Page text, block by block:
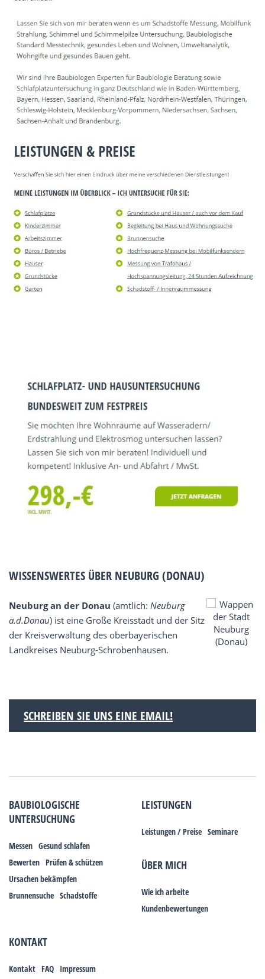
WISSENSWERTES ÜBER NEUBURG (DONAU)
Neuburg an der Donau (amtlich: Neuburg
a.d.Donau) ist eine Große Kreisstadt und der Sitz
der Kreisverwaltung des oberbayerischen
Landkreises Neuburg-Schrobenhausen.
SCHREIBEN SIE UNS EINE EMAIL!
BAUBIOLOGISCHE
UNTERSUCHUNG
Messen Gesund schlafen
Bewerten Prüfen & schützen
Ursachen bekämpfen
Brunnensuche Schadstoffe
LEISTUNGEN
Leistungen / Preise Seminare
ÜBER MICH
Wie ich arbeite
Kundenbewertungen
KONTAKT
Kontakt FAQ Impressum